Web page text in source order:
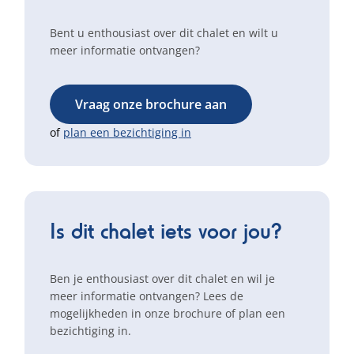
Bent u enthousiast over dit chalet en wilt u
meer informatie ontvangen?
Vraag onze brochure aan
of plan een bezichtiging in
Is dit chalet iets voor jou?
Ben je enthousiast over dit chalet en wil je
meer informatie ontvangen? Lees de
mogelijkheden in onze brochure of plan een
bezichtiging in.